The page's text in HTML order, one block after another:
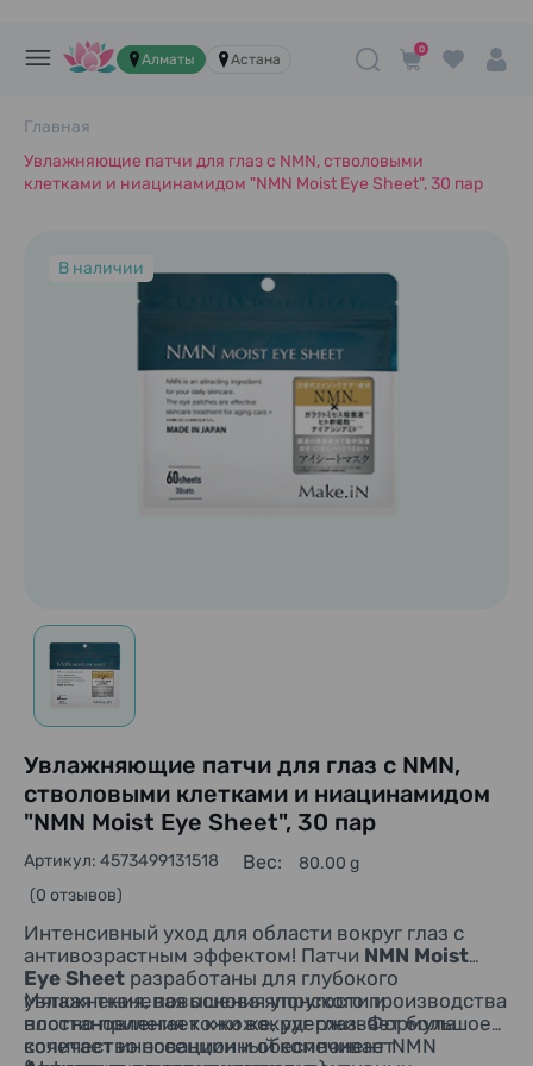
Алматы Астана
0
Главная
Увлажняющие патчи для глаз с NMN, стволовыми
клетками и ниацинамидом "NMN Moist Eye Sheet", 30 пар
В наличии
Увлажняющие патчи для глаз с NMN,
стволовыми клетками и ниацинамидом
"NMN Moist Eye Sheet", 30 пар
(0 отзывов)
Артикул: 4573499131518 Вес: 80.00 g
Интенсивный уход для области вокруг глаз с
антивозрастным эффектом! Патчи NMN Moist
Eye Sheet разработаны для глубокого
увлажнения, повышения упругости и
восстановления кожи вокруг глаз. Формула
сочетает инновационный компонент NMN
Мягкая тканевая основа японского производства
плотно прилегает к коже, удерживает большое
количество эссенции и обеспечивает